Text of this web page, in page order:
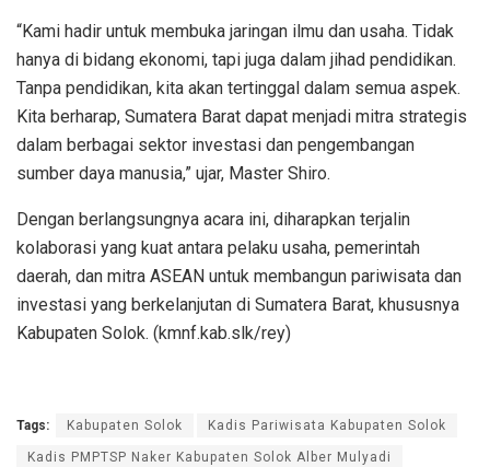
“Kami hadir untuk membuka jaringan ilmu dan usaha. Tidak
hanya di bidang ekonomi, tapi juga dalam jihad pendidikan.
Tanpa pendidikan, kita akan tertinggal dalam semua aspek.
Kita berharap, Sumatera Barat dapat menjadi mitra strategis
dalam berbagai sektor investasi dan pengembangan
sumber daya manusia,” ujar, Master Shiro.
Dengan berlangsungnya acara ini, diharapkan terjalin
kolaborasi yang kuat antara pelaku usaha, pemerintah
daerah, dan mitra ASEAN untuk membangun pariwisata dan
investasi yang berkelanjutan di Sumatera Barat, khususnya
Kabupaten Solok. (kmnf.kab.slk/rey)
Tags: Kabupaten Solok Kadis Pariwisata Kabupaten Solok
Kadis PMPTSP Naker Kabupaten Solok Alber Mulyadi